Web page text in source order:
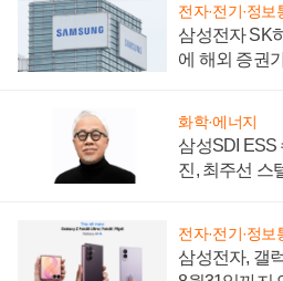
전자·전기·정보
삼성전자 SK
에 해외 증권
화학·에너지
삼성SDI ESS
진, 최주선 스
전자·전기·정보
삼성전자, 갤